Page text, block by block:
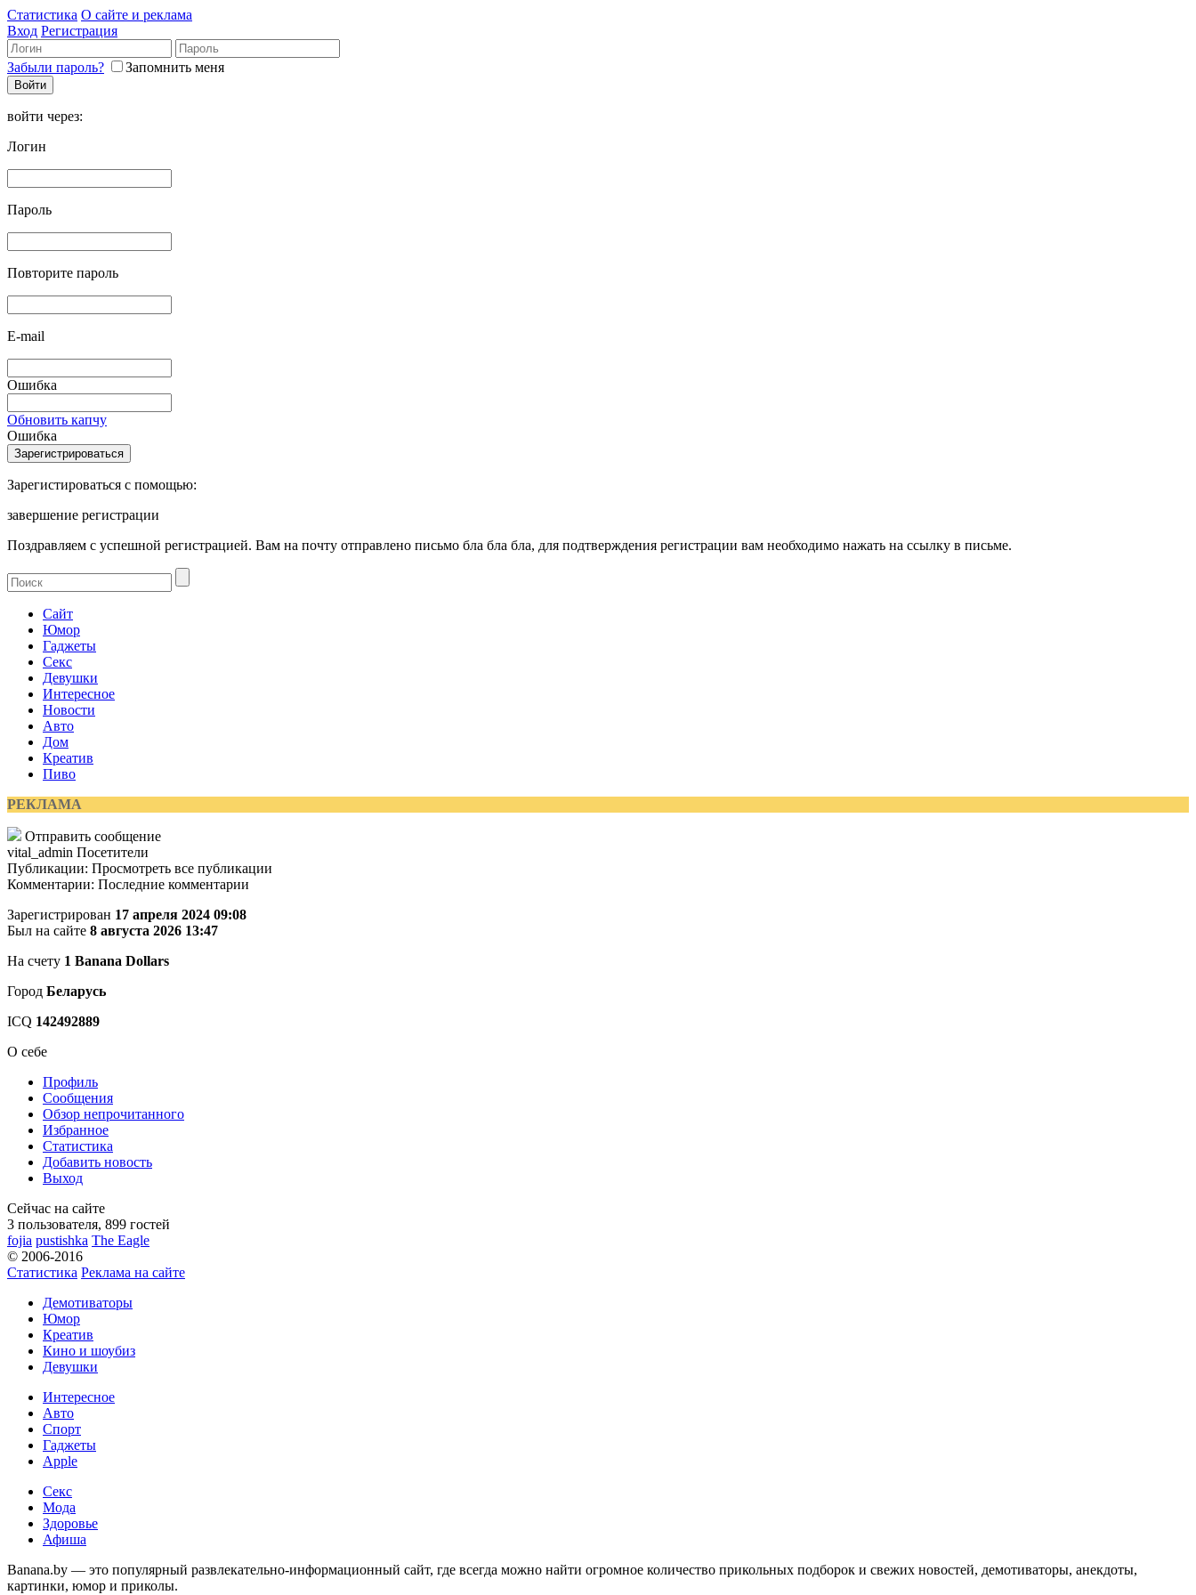
Статистика О сайте и реклама
Вход Регистрация
Забыли пароль? Запомнить меня
войти через:
Логин
Пароль
Повторите пароль
E-mail
Ошибка
Обновить капчу
Ошибка
Зарегистироваться с помощью:
завершение регистрации
Поздравляем с успешной регистрацией. Вам на почту отправлено письмо бла бла бла, для подтверждения регистрации вам необходимо нажать на ссылку в письме.
Сайт
Юмор
Гаджеты
Секс
Девушки
Интересное
Новости
Авто
Дом
Креатив
Пиво
РЕКЛАМА
Отправить сообщение
vital_admin Посетители
Публикации: Просмотреть все публикации
Комментарии: Последние комментарии
Зарегистрирован 17 апреля 2024 09:08
Был на сайте 8 августа 2026 13:47
На счету 1 Banana Dollars
Город Беларусь
ICQ 142492889
О себе
Профиль
Сообщения
Обзор непрочитанного
Избранное
Статистика
Добавить новость
Выход
Сейчас на сайте
3 пользователя, 899 гостей
fojia pustishka The Eagle
© 2006-2016
Статистика Реклама на сайте
Демотиваторы
Юмор
Креатив
Кино и шоубиз
Девушки
Интересное
Авто
Спорт
Гаджеты
Apple
Секс
Мода
Здоровье
Афиша
Banana.by — это популярный развлекательно-информационный сайт, где всегда можно найти огромное количество прикольных подборок и свежих новостей, демотиваторы, анекдоты,
картинки, юмор и приколы.